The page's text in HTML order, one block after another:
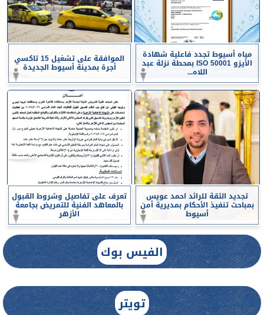
مياه أسيوط تجدد فاعلية شهادة
الأيزو ISO 50001 بمحطة نزلة عبد
اللاه...
الموافقة على تشغيل 15 تاكسي
أجرة بمدينة أسيوط الجديدة
تجديد الثقة للرائد احمد عويس
بمباحث تنفيذ الأحكام بمديرية أمن
أسيوط
تعرف على تفاصيل وشروط القبول
بالمعاهد الفنية للتمريض بجامعة
الأزهر
الفيس بوك
تويتر